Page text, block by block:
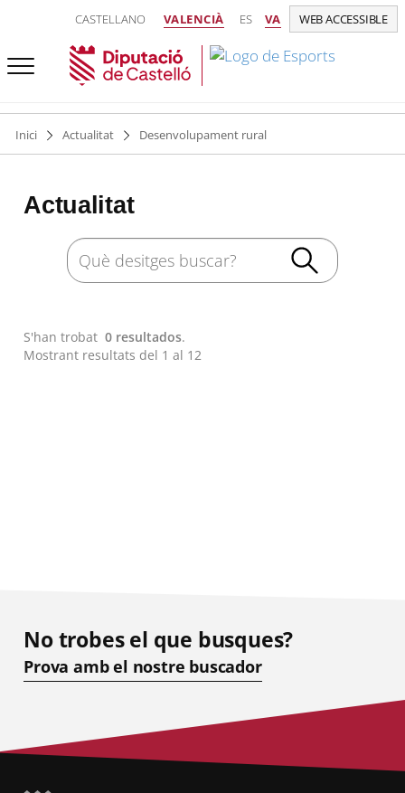
CASTELLANO VALENCIÀ ES VA WEB ACCESSIBLE
Inici Actualitat Desenvolupament rural
Actualitat
S'han trobat0 resultados.
Mostrant resultats del 1 al 12
No trobes el que busques?
Prova amb el nostre buscador